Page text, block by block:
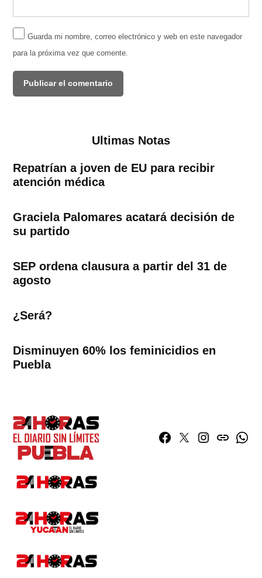
Guarda mi nombre, correo electrónico y web en este navegador
para la próxima vez que comente.
Ultimas Notas
Repatrían a joven de EU para recibir
atención médica
Graciela Palomares acatará decisión de
su partido
SEP ordena clausura a partir del 31 de
agosto
¿Será?
Disminuyen 60% los feminicidios en
Puebla
Facebook
TwitterInstagram
issuu